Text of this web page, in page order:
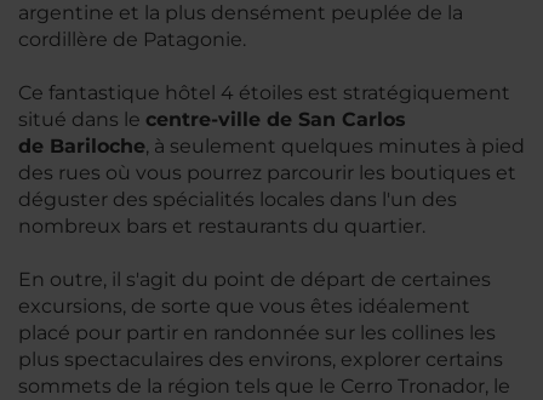
argentine et la plus densément peuplée de la
cordillère de Patagonie.
Ce fantastique hôtel 4 étoiles est stratégiquement
situé dans le centre-ville de San Carlos
de Bariloche, à seulement quelques minutes à pied
des rues où vous pourrez parcourir les boutiques et
déguster des spécialités locales dans l'un des
nombreux bars et restaurants du quartier.
En outre, il s'agit du point de départ de certaines
excursions, de sorte que vous êtes idéalement
placé pour partir en randonnée sur les collines les
plus spectaculaires des environs, explorer certains
sommets de la région tels que le Cerro Tronador, le